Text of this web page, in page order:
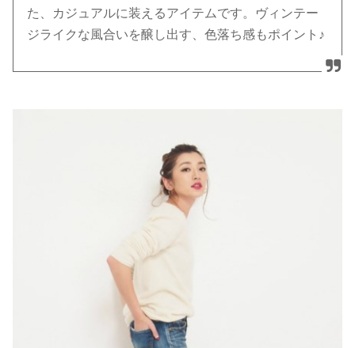
た、カジュアルに装えるアイテムです。ヴィンテー
ジライクな風合いを醸し出す、色落ち感もポイント♪